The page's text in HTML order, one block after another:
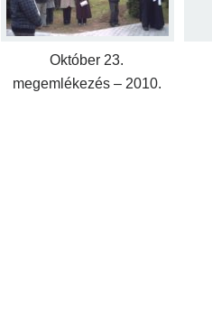
Október 23.
megemlékezés – 2010.